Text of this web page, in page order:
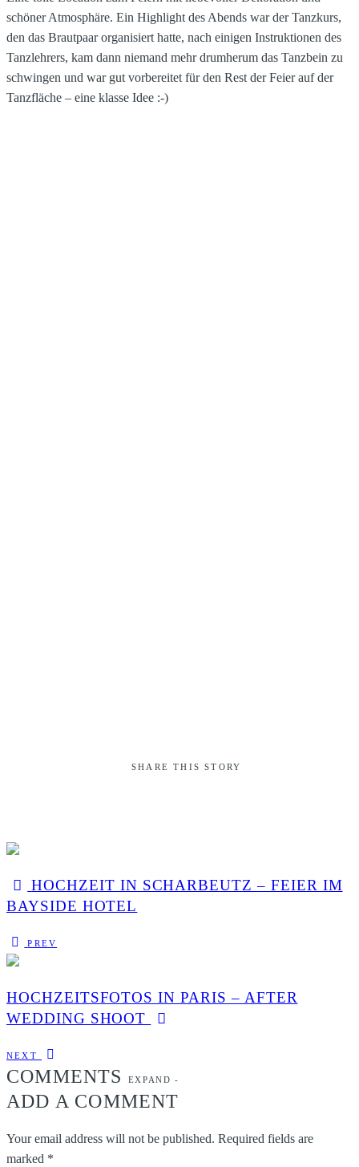
schöner Atmosphäre. Ein Highlight des Abends war der Tanzkurs,
den das Brautpaar organisiert hatte, nach einigen Instruktionen des
Tanzlehrers, kam dann niemand mehr drumherum das Tanzbein zu
schwingen und war gut vorbereitet für den Rest der Feier auf der
Tanzfläche – eine klasse Idee :-)
SHARE THIS STORY
HOCHZEIT IN SCHARBEUTZ – FEIER IM
BAYSIDE HOTEL
PREV
HOCHZEITSFOTOS IN PARIS – AFTER
WEDDING SHOOT
NEXT
COMMENTS EXPAND -
ADD A COMMENT
Your email address will not be published. Required fields are
marked *